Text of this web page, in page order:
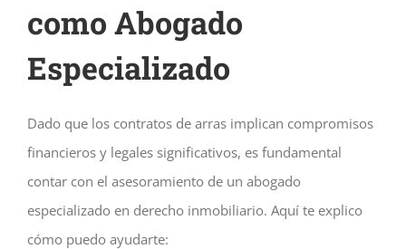
como Abogado
Especializado
Dado que los contratos de arras implican compromisos
financieros y legales significativos, es fundamental
contar con el asesoramiento de un abogado
especializado en derecho inmobiliario. Aquí te explico
cómo puedo ayudarte: